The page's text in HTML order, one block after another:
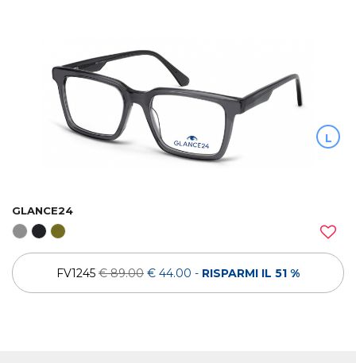
L
GLANCE24
FV1245 € 89.00 € 44.00 - RISPARMI IL 51 %